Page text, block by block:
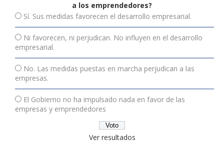
a los emprendedores?
Sí. Sus medidas favorecen el desarrollo empresarial.
Ni favorecen, ni perjudican. No influyen en el desarrollo
empresarial.
No. Las medidas puestas en marcha perjudican a las
empresas.
El Gobierno no ha impulsado nada en favor de las
empresas y emprendedores
Ver resultados